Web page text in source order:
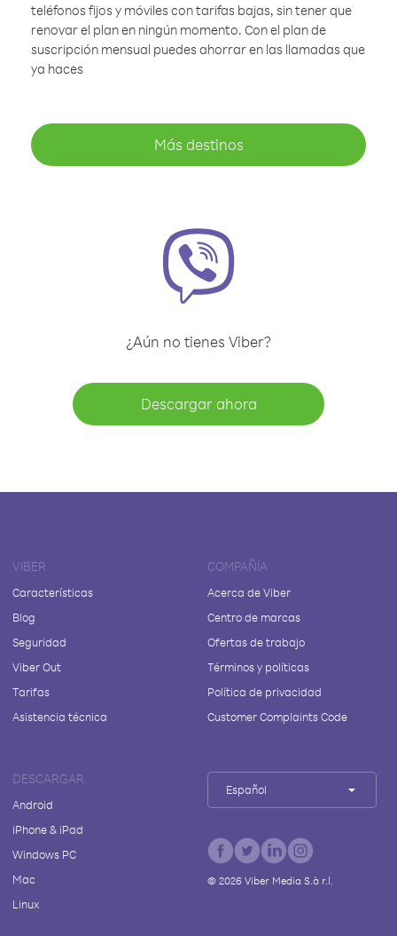
teléfonos fijos y móviles con tarifas bajas, sin tener que
renovar el plan en ningún momento. Con el plan de
suscripción mensual puedes ahorrar en las llamadas que
ya haces
Más destinos
¿Aún no tienes Viber?
Descargar ahora
VIBER
Características
Blog
Seguridad
Viber Out
Tarifas
Asistencia técnica
COMPAÑÍA
Acerca de Viber
Centro de marcas
Ofertas de trabajo
Términos y políticas
Política de privacidad
Customer Complaints Code
DESCARGAR
Android
iPhone & iPad
Windows PC
Mac
Linux
Español
© 2026Viber Media S.à r.l.